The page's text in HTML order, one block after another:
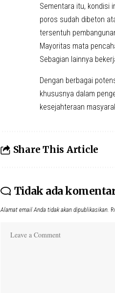
Sementara itu, kondisi
poros sudah dibeton
tersentuh
Mayoritas mata
Sebagian lainnya
Dengan berbagai
khususnya dalam
kesejahteraan
Share This Article
Tidak ada
Alamat email Anda tidak akan dipublikasikan.